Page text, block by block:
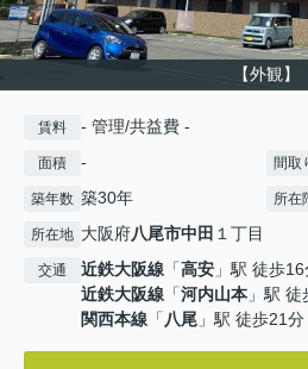
【外観】
賃料 - 管理/共益費 -
面積 - 間取
築年数 築30年 所在
所在地 大阪府八尾市中田 １丁目
交通 近鉄大阪線 「高安 」駅 徒歩
近鉄大阪線 「河内山本 」駅
関西本線 「八尾 」駅 徒歩21分